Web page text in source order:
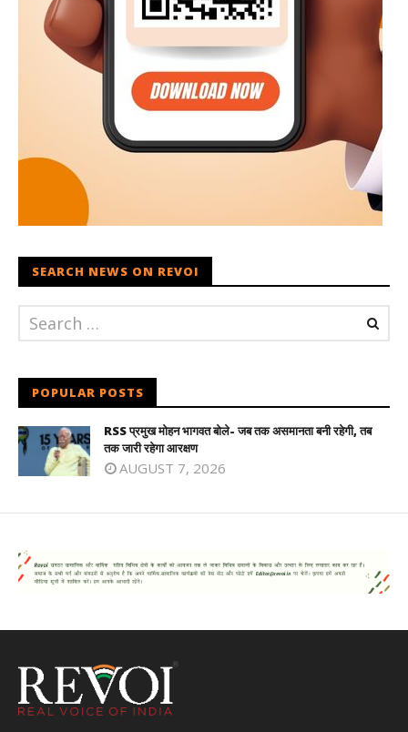
SEARCH NEWS ON REVOI
POPULAR POSTS
RSS प्रमुख मोहन भागवत बोले- जब तक असमानता बनी रहेगी, तब
तक जारी रहेगा आरक्षण
AUGUST 7, 2026